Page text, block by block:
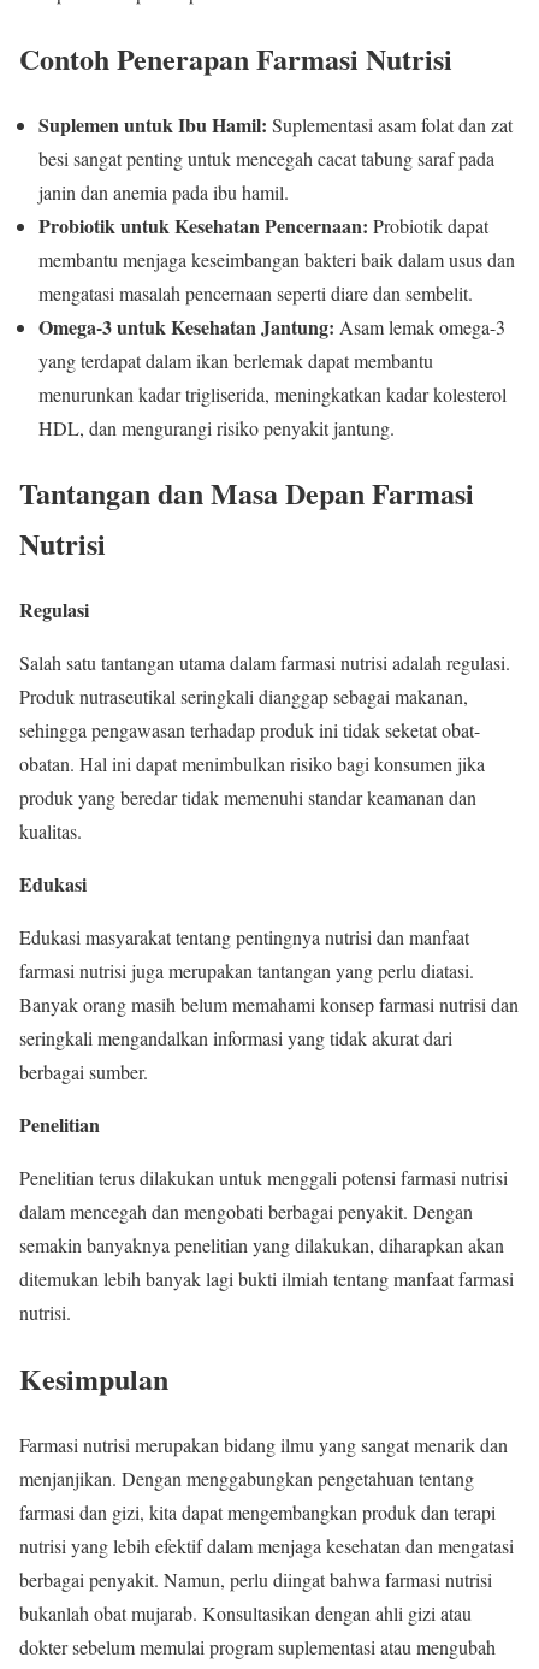
Contoh Penerapan Farmasi Nutrisi
Suplemen untuk Ibu Hamil: Suplementasi asam folat dan zat
besi sangat penting untuk mencegah cacat tabung saraf pada
janin dan anemia pada ibu hamil.
Probiotik untuk Kesehatan Pencernaan: Probiotik dapat
membantu menjaga keseimbangan bakteri baik dalam usus dan
mengatasi masalah pencernaan seperti diare dan sembelit.
Omega-3 untuk Kesehatan Jantung: Asam lemak omega-3
yang terdapat dalam ikan berlemak dapat membantu
menurunkan kadar trigliserida, meningkatkan kadar kolesterol
HDL, dan mengurangi risiko penyakit jantung.
Tantangan dan Masa Depan Farmasi
Nutrisi
Regulasi
Salah satu tantangan utama dalam farmasi nutrisi adalah regulasi.
Produk nutraseutikal seringkali dianggap sebagai makanan,
sehingga pengawasan terhadap produk ini tidak seketat obat-
obatan. Hal ini dapat menimbulkan risiko bagi konsumen jika
produk yang beredar tidak memenuhi standar keamanan dan
kualitas.
Edukasi
Edukasi masyarakat tentang pentingnya nutrisi dan manfaat
farmasi nutrisi juga merupakan tantangan yang perlu diatasi.
Banyak orang masih belum memahami konsep farmasi nutrisi dan
seringkali mengandalkan informasi yang tidak akurat dari
berbagai sumber.
Penelitian
Penelitian terus dilakukan untuk menggali potensi farmasi nutrisi
dalam mencegah dan mengobati berbagai penyakit. Dengan
semakin banyaknya penelitian yang dilakukan, diharapkan akan
ditemukan lebih banyak lagi bukti ilmiah tentang manfaat farmasi
nutrisi.
Kesimpulan
Farmasi nutrisi merupakan bidang ilmu yang sangat menarik dan
menjanjikan. Dengan menggabungkan pengetahuan tentang
farmasi dan gizi, kita dapat mengembangkan produk dan terapi
nutrisi yang lebih efektif dalam menjaga kesehatan dan mengatasi
berbagai penyakit. Namun, perlu diingat bahwa farmasi nutrisi
bukanlah obat mujarab. Konsultasikan dengan ahli gizi atau
dokter sebelum memulai program suplementasi atau mengubah